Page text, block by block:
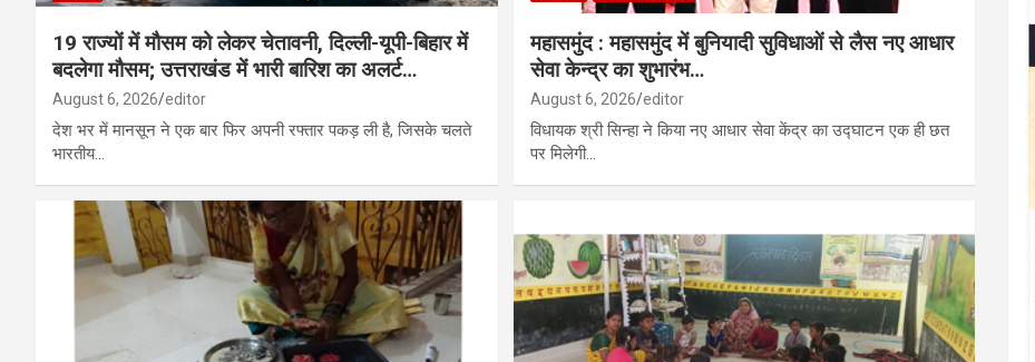
19 राज्यों में मौसम को लेकर चेतावनी, दिल्ली-यूपी-बिहार में
बदलेगा मौसम; उत्तराखंड में भारी बारिश का अलर्ट…
August 6, 2026 editor
देश भर में मानसून ने एक बार फिर अपनी रफ्तार पकड़ ली है, जिसके चलते
भारतीय…
महासमुंद : महासमुंद में बुनियादी सुविधाओं से लैस नए आधार
सेवा केन्द्र का शुभारंभ…
August 6, 2026 editor
विधायक श्री सिन्हा ने किया नए आधार सेवा केंद्र का उद्घाटन एक ही छत
पर मिलेगी…